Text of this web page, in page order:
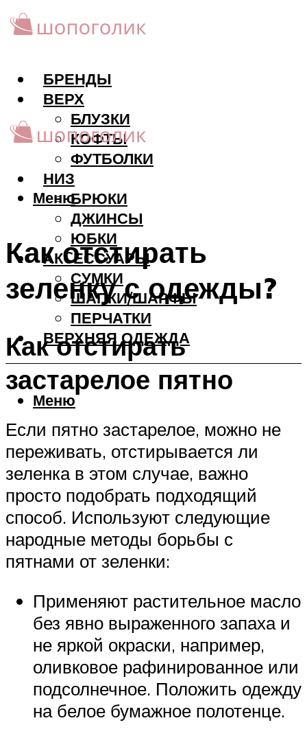
БРЕНДЫ
ВЕРХ
БЛУЗКИ
КОФТЫ
ФУТБОЛКИ
НИЗ
БРЮКИ
ДЖИНСЫ
ЮБКИ
АКCЕССУАРЫ
СУМКИ
ШАПКИ/ШАРФЫ
ПЕРЧАТКИ
ВЕРХНЯЯ ОДЕЖДА
Меню
Меню
Как отстирать
зеленку с одежды?
Как отстирать
застарелое пятно
Если пятно застарелое, можно не
переживать, отстирывается ли
зеленка в этом случае, важно
просто подобрать подходящий
способ. Используют следующие
народные методы борьбы с
пятнами от зеленки:
Применяют растительное масло
без явно выраженного запаха и
не яркой окраски, например,
оливковое рафинированное или
подсолнечное. Положить одежду
на белое бумажное полотенце.